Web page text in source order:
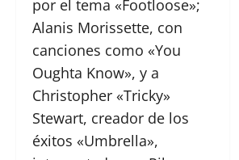
por el tema «Footloose»;
Alanis Morissette, con
canciones como «You
Oughta Know», y a
Christopher «Tricky»
Stewart, creador de los
éxitos «Umbrella»,